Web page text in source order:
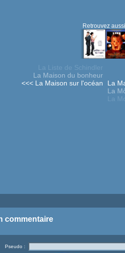
Retrouvez
La Liste de Schindler
La Maison du bonheur
<<< La Maison sur l'océan
La
La
La
commentaire
Pseudo :